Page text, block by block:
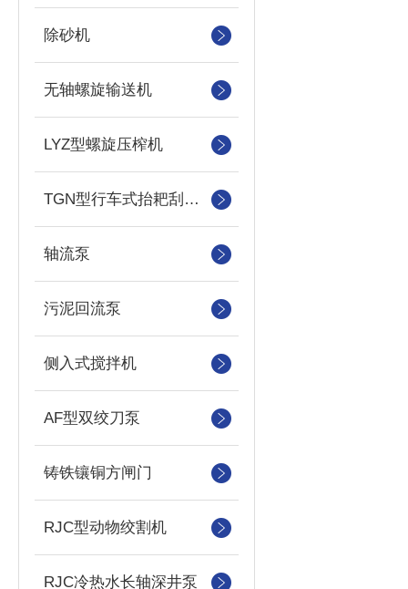
除砂机
无轴螺旋输送机
LYZ型螺旋压榨机
TGN型行车式抬耙刮泥（撇渣机）机
轴流泵
污泥回流泵
侧入式搅拌机
AF型双绞刀泵
铸铁镶铜方闸门
RJC型动物绞割机
RJC冷热水长轴深井泵